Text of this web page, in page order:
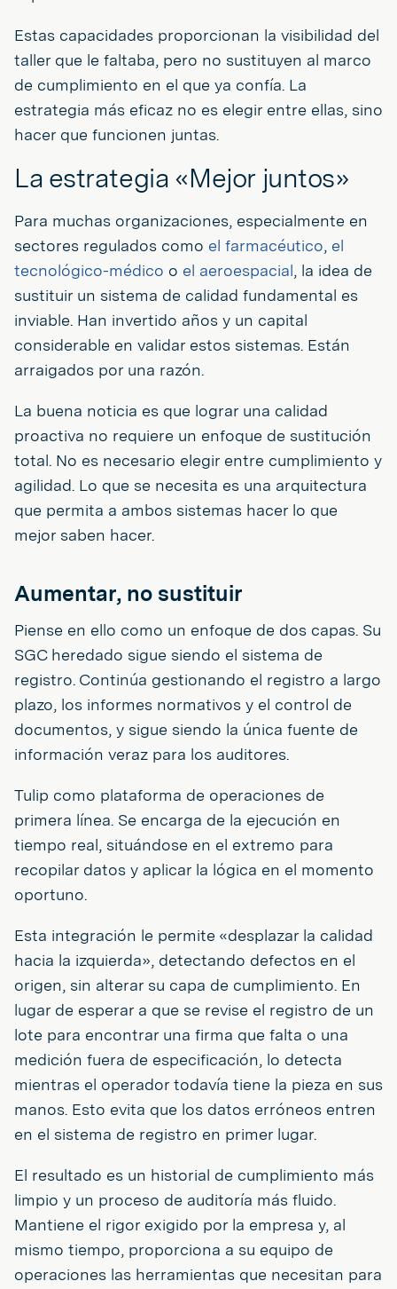
Estas capacidades proporcionan la visibilidad del
taller que le faltaba, pero no sustituyen al marco
de cumplimiento en el que ya confía. La
estrategia más eficaz no es elegir entre ellas, sino
hacer que funcionen juntas.
La estrategia «Mejor juntos»
Para muchas organizaciones, especialmente en
sectores regulados como el farmacéutico, el
tecnológico-médico o el aeroespacial, la idea de
sustituir un sistema de calidad fundamental es
inviable. Han invertido años y un capital
considerable en validar estos sistemas. Están
arraigados por una razón.
La buena noticia es que lograr una calidad
proactiva no requiere un enfoque de sustitución
total. No es necesario elegir entre cumplimiento y
agilidad. Lo que se necesita es una arquitectura
que permita a ambos sistemas hacer lo que
mejor saben hacer.
Aumentar, no sustituir
Piense en ello como un enfoque de dos capas. Su
SGC heredado sigue siendo el sistema de
registro. Continúa gestionando el registro a largo
plazo, los informes normativos y el control de
documentos, y sigue siendo la única fuente de
información veraz para los auditores.
Tulip como plataforma de operaciones de
primera línea. Se encarga de la ejecución en
tiempo real, situándose en el extremo para
recopilar datos y aplicar la lógica en el momento
oportuno.
Esta integración le permite «desplazar la calidad
hacia la izquierda», detectando defectos en el
origen, sin alterar su capa de cumplimiento. En
lugar de esperar a que se revise el registro de un
lote para encontrar una firma que falta o una
medición fuera de especificación, lo detecta
mientras el operador todavía tiene la pieza en sus
manos. Esto evita que los datos erróneos entren
en el sistema de registro en primer lugar.
El resultado es un historial de cumplimiento más
limpio y un proceso de auditoría más fluido.
Mantiene el rigor exigido por la empresa y, al
mismo tiempo, proporciona a su equipo de
operaciones las herramientas que necesitan para